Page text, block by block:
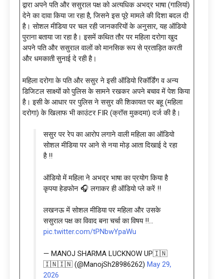
द्वारा अपने पति और ससुराल पक्ष को अत्यधिक अभद्र भाषा (गालियां)
देने का दावा किया जा रहा है, जिसने इस पूरे मामले की दिशा बदल दी
है। सोशल मीडिया पर चल रही जानकारियों के अनुसार, यह ऑडियो
पुराना बताया जा रहा है। इसमें कथित तौर पर महिला दरोगा खुद
अपने पति और ससुराल वालों को मानसिक रूप से प्रताड़ित करती
और धमकाती सुनाई दे रही है।
महिला दरोगा के पति और ससुर ने इसी ऑडियो रिकॉर्डिंग व अन्य
डिजिटल साक्ष्यों को पुलिस के सामने रखकर अपने बचाव में पेश किया
है। इसी के आधार पर पुलिस ने ससुर की शिकायत पर बहू (महिला
दरोगा) के खिलाफ भी काउंटर FIR (क्रॉस मुकदमा) दर्ज की है।
ससुर पर रेप का आरोप लगाने वाली महिला का ऑडियो
सोशल मीडिया पर आने से नया मोड़ आता दिखाई दे रहा
है !!
ऑडियो में महिला ने अभद्र भाषा का प्रयोग किया है
कृपया हेडफोन 🎧 लगाकर ही ऑडियो प्ले करें !!
लखनऊ में सोशल मीडिया पर महिला और उसके
ससुराल पक्ष का विवाद बना चर्चा का विषय !!…
pic.twitter.com/tPNbwYpaWu
— MANOJ SHARMA LUCKNOW UP🇮🇳
🇮🇳🇮🇳 (@ManojSh28986262) May 29,
2026